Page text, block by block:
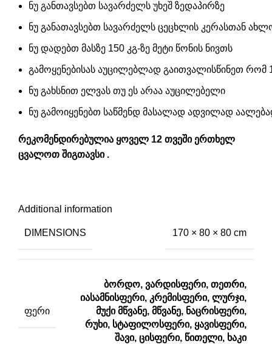
ნუ განთავსებთ სავარძელს უხეშ ზედაპირზე
ნუ განათავსებთ სავარძელს ცეცხლის კერასთან
ნუ დადებთ მასზე 150 კგ-ზე მეტი წონის ნივთს
გამოყენებისას აუცილებლად გაითვალისწინეთ რომ
ნუ გახსნით ელვას თუ ეს არაა აუცილებელი
ნუ გამოიყენებთ საწმენდ მასალად ადვილად
რეკომენდირებულია ყოველ 12 თვეში ერთხელ
ცვალოთ შიგთავსი .
Additional information
DIMENSIONS 170 × 80 × 80 cm
ᲤᲔᲠᲘ
ბორდო, ვარდისფერი, თეთრი,
იასამნისფერი, კრემისფერი, ლურჯი,
მუქი მწვანე, მწვანე, ნაცრისფერი,
რუხი, სტაფილოსფერი, ყავისფერი,
შავი, ცისფერი, წითელი, ხაკი